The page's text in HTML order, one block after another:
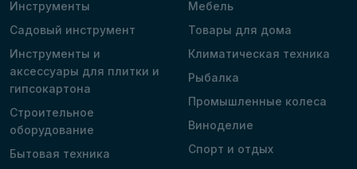
Инструменты
Садовый инструмент
Инструменты и
аксессуары для плитки и
гипсокартона
Строительное
оборудование
Бытовая техника
Мебель
Товары для дома
Климатическая техника
Рыбалка
Промышленные колеса
Виноделие
Спорт и отдых